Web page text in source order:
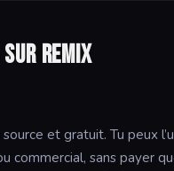
Remix
et gratuit. Tu peux
commercial, sans payer